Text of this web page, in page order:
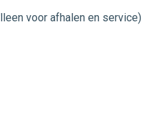
voor afhalen en service)